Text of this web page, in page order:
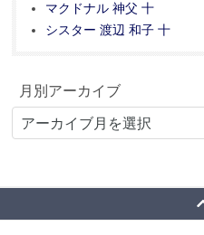
マクドナル 神父 十
シスター 渡辺 和子 十
月別アーカイブ